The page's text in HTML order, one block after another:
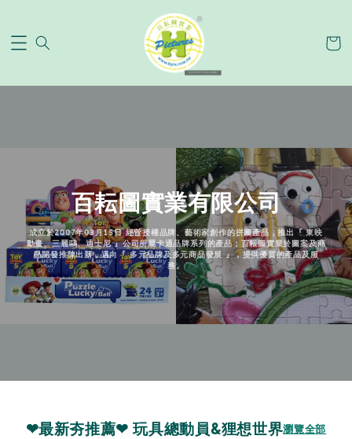
百耘圖實業有限公司
成立於2007年03月15日 經營授權品牌、藝術家創作的拼圖產品，推出『 東映
動畫、三麗鷗、迪士尼 』公司所屬卡通品牌系列的產品；百耘圖實業於圖案及商
品開發推陳出新，邁向『 多元品牌及多元商品發展 』，提供優質的產品及服
務。
❤最新夯推薦❤ 玩具總動員&狸想世界瀏覽全部